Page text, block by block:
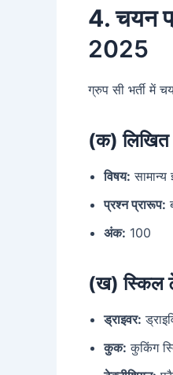
4. चयन
2025
ग्रुप सी भर्ती में
(क) लिखित
विषय: सामान्य
प्रश्न प्रारूप:
अंक: 100
(ख) स्किल
ड्राइवर:
कुक: कुकिंग